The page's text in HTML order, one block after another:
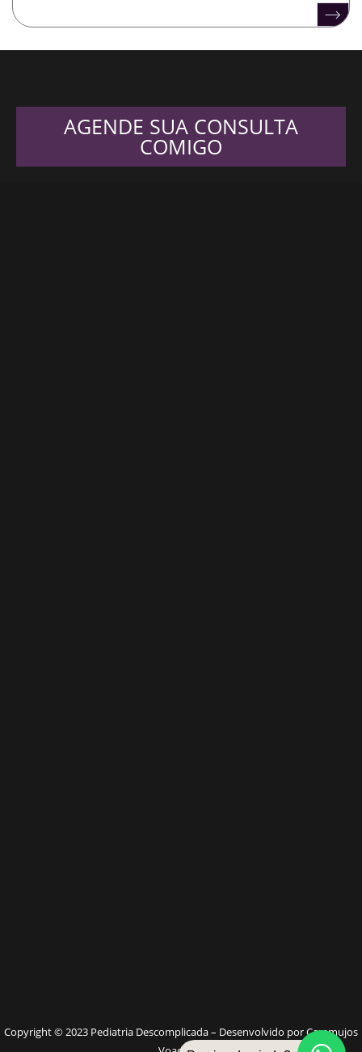
AGENDE SUA CONSULTA
COMIGO
Copyright © 2023 Pediatria Descomplicada – Desenvolvido por Caramujos
W